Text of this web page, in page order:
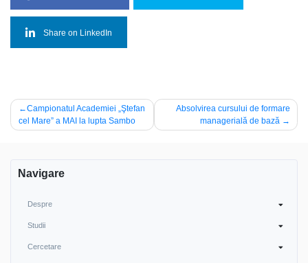
Share on LinkedIn
Navigare
în
Campionatul Academiei „Ştefan
cel Mare” a MAI la lupta Sambo
Absolvirea cursului de formare
managerială de bază
Navigare
Despre
Studii
Cercetare